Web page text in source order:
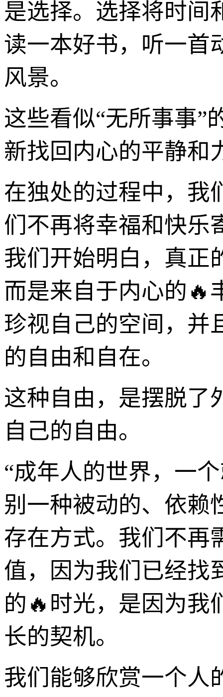
是选择。选择将时间
读一本好书，听一首
风景。
这些看似“无所事事”
新找回内心的平静和
在独处的过程中，我
们不再将幸福和快乐
我们开始明白，真正
而是来自于内心的🔥
珍视自己的空间，并
的自由和自在。
这种自由，是摆脱了
自己的自由。
“成年人的世界，一
别一种被动的、依赖
存在方式。我们不再
值，因为我们已经找
的🔥时光，是因为我
长的契机。
我们能够欣赏一个人